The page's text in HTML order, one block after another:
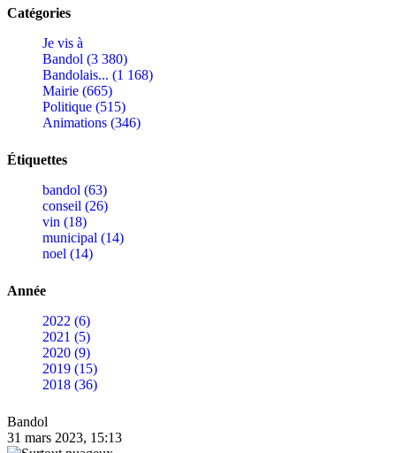
Catégories
Je vis à
Bandol (3 380)
Bandolais... (1 168)
Mairie (665)
Politique (515)
Animations (346)
Étiquettes
bandol (63)
conseil (26)
vin (18)
municipal (14)
noel (14)
Année
2022 (6)
2021 (5)
2020 (9)
2019 (15)
2018 (36)
Bandol
31 mars 2023, 15:13